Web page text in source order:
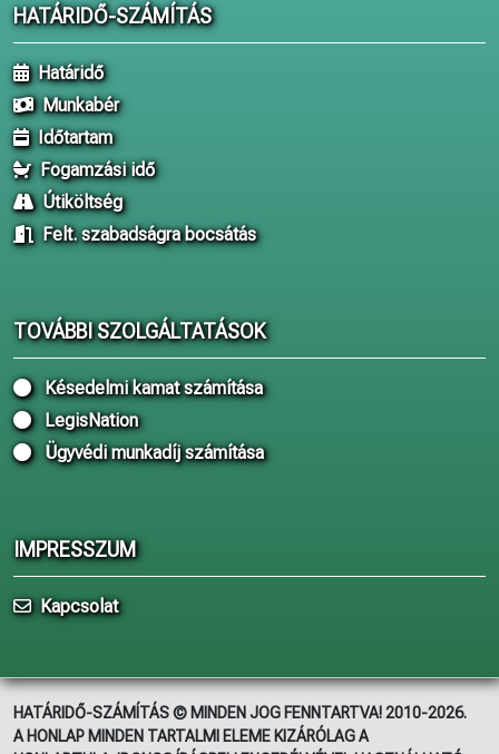
HATÁRIDŐ-SZÁMÍTÁS
Határidő
Munkabér
Időtartam
Fogamzási idő
Útiköltség
Felt. szabadságra bocsátás
TOVÁBBI SZOLGÁLTATÁSOK
Késedelmi kamat számítása
LegisNation
Ügyvédi munkadíj számítása
IMPRESSZUM
Kapcsolat
HATÁRIDŐ-SZÁMÍTÁS © MINDEN JOG FENNTARTVA! 2010-2026.
A HONLAP MINDEN TARTALMI ELEME KIZÁRÓLAG A